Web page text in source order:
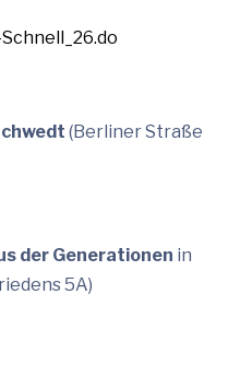
(Berliner Straße
der Generationen in
5A)